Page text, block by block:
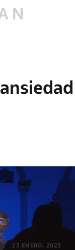
ansiedad
13 ENERO, 2023